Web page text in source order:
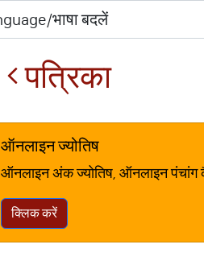
पत्रिका
ऑनलाइन ज्योतिष
ऑनलाइन अंक ज्योतिष, ऑनलाइन पंचांग
क्लिक करें